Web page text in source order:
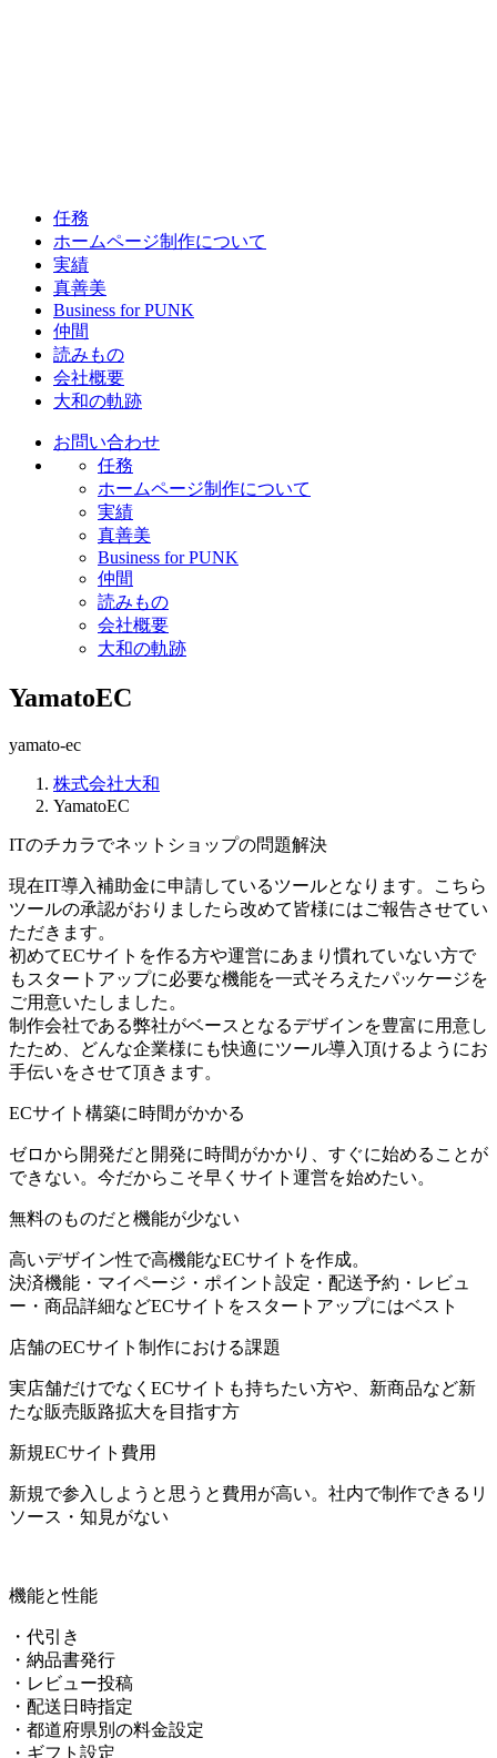
任務
ホームページ制作について
実績
真善美
Business for PUNK
仲間
読みもの
会社概要
大和の軌跡
お問い合わせ
任務
ホームページ制作について
実績
真善美
Business for PUNK
仲間
読みもの
会社概要
大和の軌跡
YamatoEC
yamato-ec
株式会社大和
YamatoEC
ITのチカラでネットショップの問題解決
現在IT導入補助金に申請しているツールとなります。こちら
ツールの承認がおりましたら改めて皆様にはご報告させてい
ただきます。
初めてECサイトを作る方や運営にあまり慣れていない方で
もスタートアップに必要な機能を一式そろえたパッケージを
ご用意いたしました。
制作会社である弊社がベースとなるデザインを豊富に用意し
たため、どんな企業様にも快適にツール導入頂けるようにお
手伝いをさせて頂きます。
ECサイト構築に時間がかかる
ゼロから開発だと開発に時間がかかり、すぐに始めることが
できない。今だからこそ早くサイト運営を始めたい。
無料のものだと機能が少ない
高いデザイン性で高機能なECサイトを作成。
決済機能・マイページ・ポイント設定・配送予約・レビュ
ー・商品詳細などECサイトをスタートアップにはベスト
店舗のECサイト制作における課題
実店舗だけでなくECサイトも持ちたい方や、新商品など新
たな販売販路拡大を目指す方
新規ECサイト費用
新規で参入しようと思うと費用が高い。社内で制作できるリ
ソース・知見がない
機能と性能
・代引き
・納品書発行
・レビュー投稿
・配送日時指定
・都道府県別の料金設定
・ギフト設定